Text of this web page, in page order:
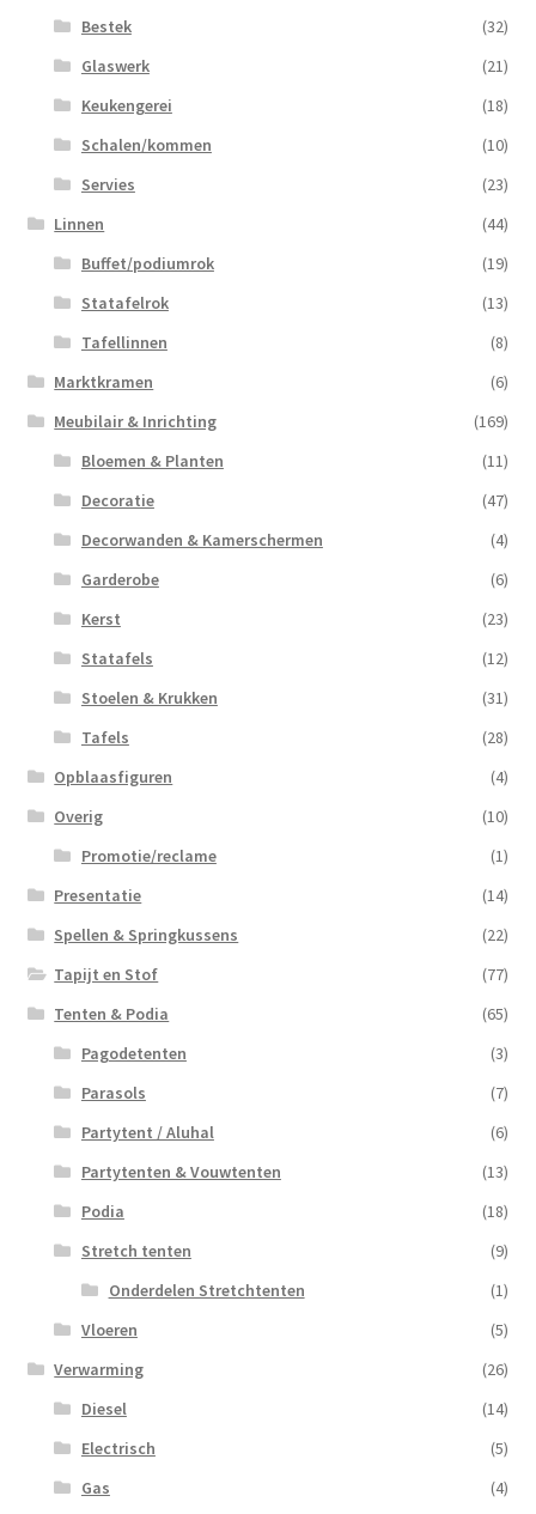
Bestek
(32)
Glaswerk
(21)
Keukengerei
(18)
Schalen/kommen
(10)
Servies
(23)
Linnen
(44)
Buffet/podiumrok
(19)
Statafelrok
(13)
Tafellinnen
(8)
Marktkramen
(6)
Meubilair & Inrichting
(169)
Bloemen & Planten
(11)
Decoratie
(47)
Decorwanden & Kamerschermen
(4)
Garderobe
(6)
Kerst
(23)
Statafels
(12)
Stoelen & Krukken
(31)
Tafels
(28)
Opblaasfiguren
(4)
Overig
(10)
Promotie/reclame
(1)
Presentatie
(14)
Spellen & Springkussens
(22)
Tapijt en Stof
(77)
Tenten & Podia
(65)
Pagodetenten
(3)
Parasols
(7)
Partytent / Aluhal
(6)
Partytenten & Vouwtenten
(13)
Podia
(18)
Stretch tenten
(9)
Onderdelen Stretchtenten
(1)
Vloeren
(5)
Verwarming
(26)
Diesel
(14)
Electrisch
(5)
Gas
(4)